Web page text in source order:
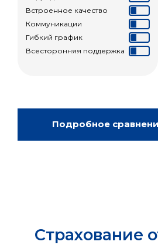
Встроенное качество
Коммуникации
Гибкий график
Всесторонняя поддержка
Подробное
Страхование